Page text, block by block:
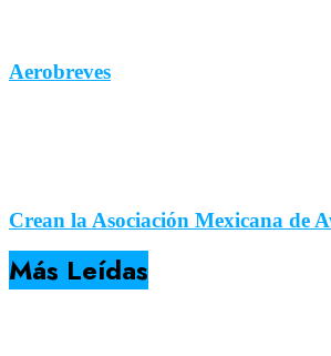
Aerobreves
Crean la Asociación Mexicana de
Más Leídas